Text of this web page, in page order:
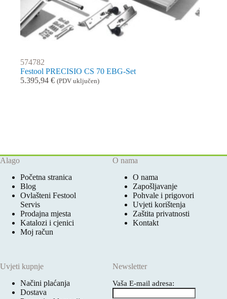
574782
Festool PRECISIO CS 70 EBG-Set
5.395,94 € (PDV uključen)
Alago
Početna stranica
Blog
Ovlašteni Festool
Servis
Prodajna mjesta
Katalozi i cjenici
Moj račun
O nama
O nama
Zapošljavanje
Pohvale i prigovori
Uvjeti korištenja
Zaštita privatnosti
Kontakt
Uvjeti kupnje
Načini plaćanja
Dostava
Newsletter
Vaša E-mail adresa: